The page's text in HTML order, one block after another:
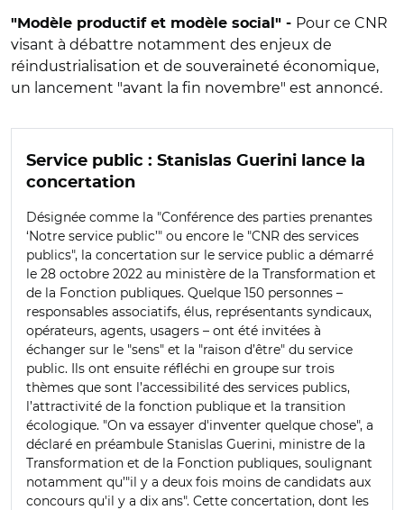
"Modèle productif et modèle social" - Pour ce CNR
visant à débattre notamment des enjeux de
réindustrialisation et de souveraineté économique,
un lancement "avant la fin novembre" est annoncé.
Service public : Stanislas Guerini lance la
concertation
Désignée comme la "Conférence des parties prenantes
‘Notre service public’" ou encore le "CNR des services
publics", la concertation sur le service public a démarré
le 28 octobre 2022 au ministère de la Transformation et
de la Fonction publiques. Quelque 150 personnes –
responsables associatifs, élus, représentants syndicaux,
opérateurs, agents, usagers – ont été invitées à
échanger sur le "sens" et la "raison d’être" du service
public. Ils ont ensuite réfléchi en groupe sur trois
thèmes que sont l’accessibilité des services publics,
l’attractivité de la fonction publique et la transition
écologique. "On va essayer d'inventer quelque chose", a
déclaré en préambule Stanislas Guerini, ministre de la
Transformation et de la Fonction publiques, soulignant
notamment qu’"il y a deux fois moins de candidats aux
concours qu'il y a dix ans". Cette concertation, dont les